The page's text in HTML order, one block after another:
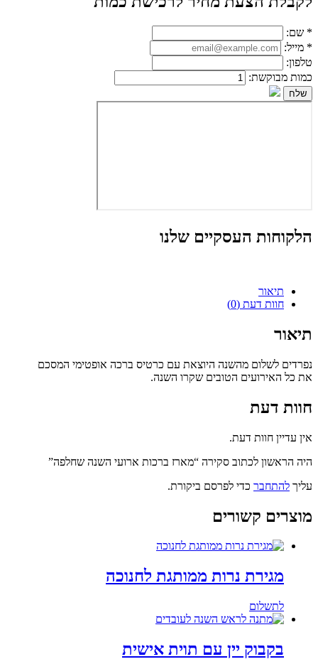
* שם:
* מייל:
טלפון:
כמות מבוקשת:
הלקוחות העסקיים שלנו
תיאור
חוות דעת (0)
תיאור
נפרדים לשלום מהשנה היוצאת עם כרטיס ברכה אופטימי המסכם
את כל האירועים הטובים שקרו השנה.
חוות דעת
אין עדיין חוות דעת.
היה הראשון לכתוב סקירה “מארז ברכות ארועי השנה שחלפה”
עליך להתחבר כדי לפרסם ביקורת.
מוצרים קשורים
מגירת נרות ממותגת לחנוכה
לתשלום
בקבוק יין עם תוית אישית